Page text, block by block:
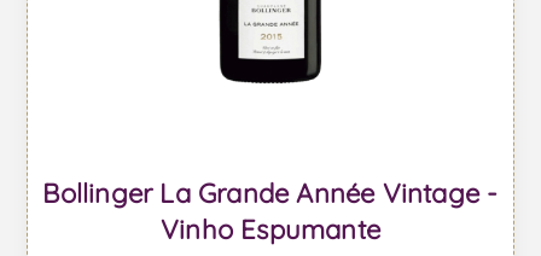
Bollinger La Grande Année Vintage -
Vinho Espumante